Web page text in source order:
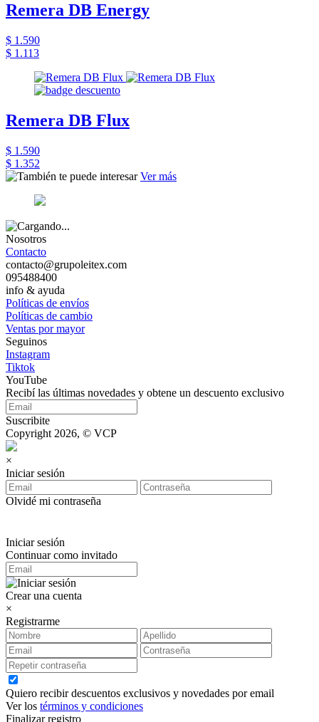
Remera DB Energy
$ 1.590
$ 1.113
Remera DB Flux
$ 1.590
$ 1.352
Ver más
Nosotros
Contacto
contacto@grupoleitex.com
095488400
info & ayuda
Políticas de envíos
Políticas de cambio
Ventas por mayor
Seguinos
Instagram
Tiktok
YouTube
Recibí las últimas novedades y obtene un descuento exclusivo
Suscribite
Copyright 2026, © VCP
×
Iniciar sesión
Olvidé mi contraseña
Iniciar sesión
Continuar como invitado
Crear una cuenta
×
Registrarme
Quiero recibir descuentos exclusivos y novedades por email
Ver los términos y condiciones
Finalizar registro